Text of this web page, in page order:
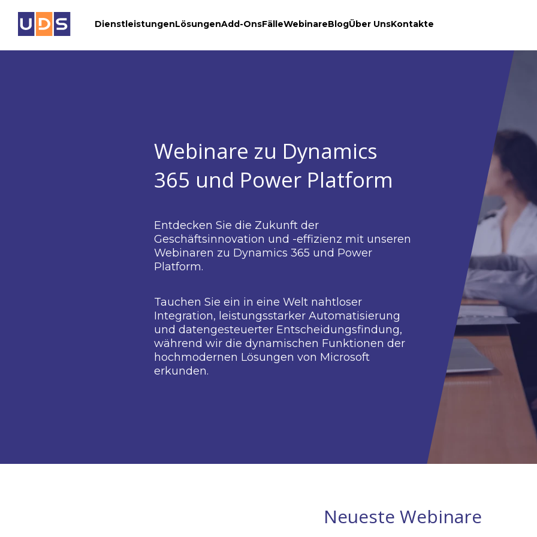
DienstleistungenLösungenAdd-OnsFälleWebinareBlogÜber UnsKontakte
Webinare zu Dynamics
365 und Power Platform
Entdecken Sie die Zukunft der
Geschäftsinnovation und -effizienz mit
Webinaren zu Dynamics 365 und Power
Platform.
Tauchen Sie ein in eine Welt nahtloser
Integration, leistungsstarker Automatisierung
und datengesteuerter Entscheidungsfindung,
während wir die dynamischen Funktionen